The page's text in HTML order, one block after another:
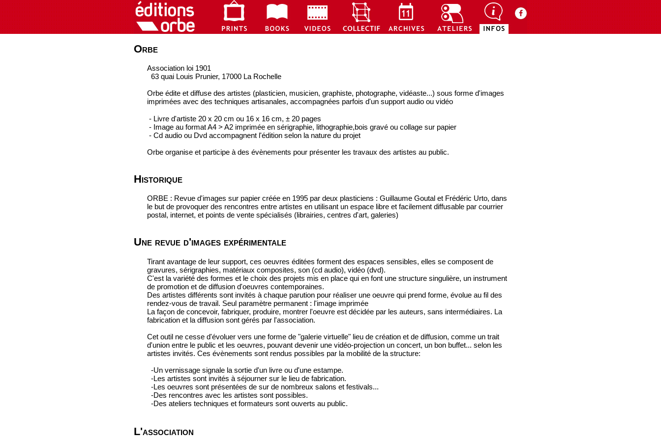
Orbe
Association loi 1901
63 quai Louis Prunier, 17000 La Rochelle
Orbe édite et diffuse des artistes (plasticien, musicien, graphiste, photographe, vidéaste...) sous forme d'images
imprimées avec des techniques artisanales, accompagnées parfois d'un support audio ou vidéo
- Livre d'artiste 20 x 20 cm ou 16 x 16 cm, ± 20 pages
- Image au format A4 > A2 imprimée en sérigraphie, lithographie,bois gravé ou collage sur papier
- Cd audio ou Dvd accompagnent l'édition selon la nature du projet
Orbe organise et participe à des évènements pour présenter les travaux des artistes au public.
Historique
ORBE : Revue d'images sur papier créée en 1995 par deux plasticiens : Guillaume Goutal et Frédéric Urto, dans
le but de provoquer des rencontres entre artistes en utilisant un espace libre et facilement diffusable par courrier
postal, internet, et points de vente spécialisés (librairies, centres d'art, galeries)
Une revue d'images expérimentale
Tirant avantage de leur support, ces oeuvres éditées forment des espaces sensibles, elles se composent de
gravures, sérigraphies, matériaux composites, son (cd audio), vidéo (dvd).
C'est la variété des formes et le choix des projets mis en place qui en font une structure singulière, un instrument
de promotion et de diffusion d'oeuvres contemporaines.
Des artistes différents sont invités à chaque parution pour réaliser une oeuvre qui prend forme, évolue au fil des
rendez-vous de travail. Seul paramètre permanent : l'image imprimée
La façon de concevoir, fabriquer, produire, montrer l'oeuvre est décidée par les auteurs, sans intermédiaires. La
fabrication et la diffusion sont gérés par l'association.
Cet outil ne cesse d'évoluer vers une forme de "galerie virtuelle" lieu de création et de diffusion, comme un trait
d'union entre le public et les oeuvres, pouvant devenir une vidéo-projection un concert, un bon buffet... selon les
artistes invités. Ces évènements sont rendus possibles par la mobilité de la structure:
-Un vernissage signale la sortie d'un livre ou d'une estampe.
-Les artistes sont invités à séjourner sur le lieu de fabrication.
-Les oeuvres sont présentées de sur de nombreux salons et festivals...
-Des rencontres avec les artistes sont possibles.
-Des ateliers techniques et formateurs sont ouverts au public.
L'association